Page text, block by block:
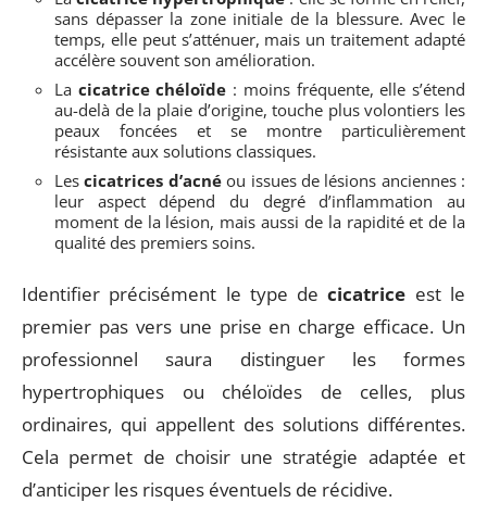
sans dépasser la zone initiale de la blessure. Avec le
temps, elle peut s’atténuer, mais un traitement adapté
accélère souvent son amélioration.
La cicatrice chéloïde : moins fréquente, elle s’étend
au-delà de la plaie d’origine, touche plus volontiers les
peaux foncées et se montre particulièrement
résistante aux solutions classiques.
Lescicatrices d’acnéou issues de lésions anciennes :
leur aspect dépend du degré d’inflammation au
moment de la lésion, mais aussi de la rapidité et de la
qualité des premiers soins.
Identifier précisément le type decicatrice est le
premier pas vers une prise en charge efficace. Un
professionnel saura distinguer les formes
hypertrophiques ou chéloïdes de celles, plus
ordinaires, qui appellent des solutions différentes.
Cela permet de choisir une stratégie adaptée et
d’anticiper les risques éventuels de récidive.